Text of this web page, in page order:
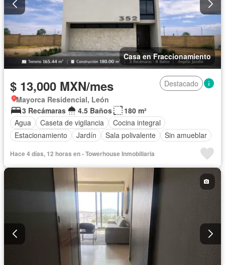
Casa en Fraccionamiento
$ 13,000 MXN/mes
Destacado
Mayorca Residencial, León
3 Recámaras
4.5 Baños
180 m²
Agua
Caseta de vigilancia
Cocina integral
Estacionamiento
Jardín Sala polivalente Sin amueblar
Hace 4 días, 12 horas en - Towerhouse Inmobiliaria